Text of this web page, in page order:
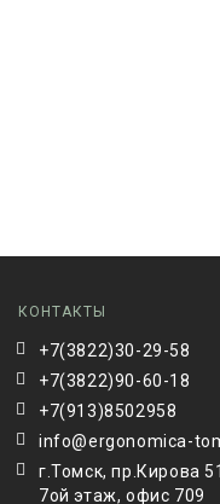
КОНТАКТЫ
+7(3822)30-29-58
+7(3822)90-60-18
+7(913)8502958
info@ergonomica-
г.Томск, пр.Кирова
7ой этаж, офис 709